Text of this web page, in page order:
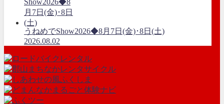
うねめでShow2026◆8月7日(金)･8日(土)
2026.08.02